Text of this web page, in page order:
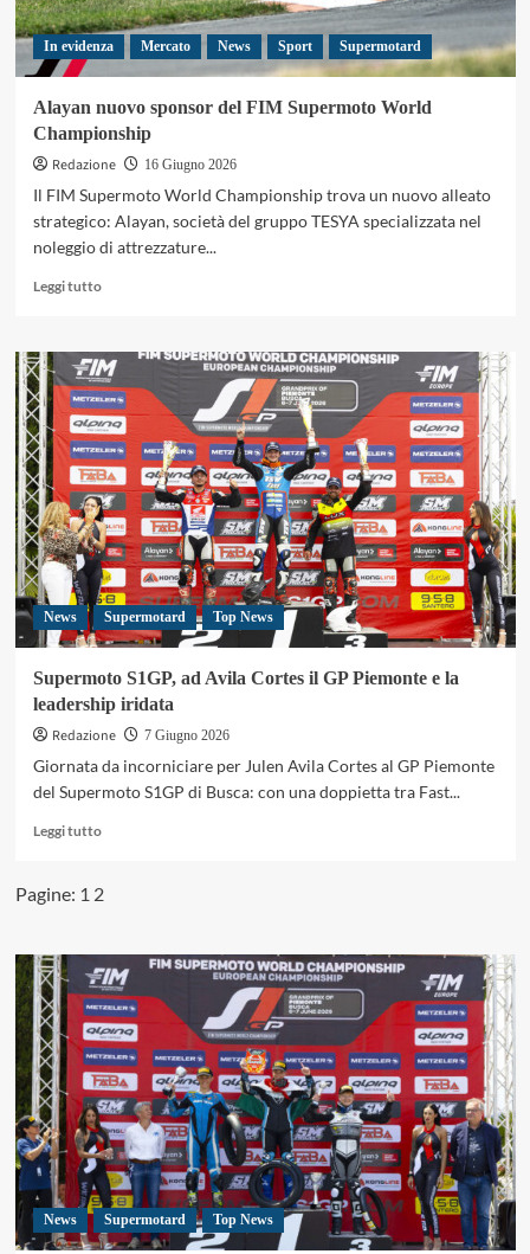
In evidenza Mercato News Sport Supermotard
Alayan nuovo sponsor del FIM Supermoto World
Championship
Redazione
16 Giugno 2026
Il FIM Supermoto World Championship trova un nuovo alleato
strategico: Alayan, società del gruppo TESYA specializzata nel
noleggio di attrezzature...
Leggi tuttoLeggi
su
Alayan
nuovo
sponsor
del
FIM
Supermoto
World
Championship
News Supermotard Top News
Supermoto S1GP, ad Avila Cortes il GP Piemonte e la
leadership iridata
Redazione
7 Giugno 2026
Giornata da incorniciare per Julen Avila Cortes al GP Piemonte
del Supermoto S1GP di Busca: con una doppietta tra Fast...
Leggi tuttoLeggi
su
Avila
Cortes
il
GP
Piemonte
e
la
leadership
iridata
Pagine: 1 2
News Supermotard Top News